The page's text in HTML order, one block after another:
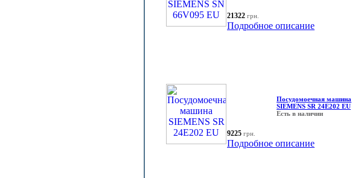
21322 грн.
Подробное описание
Посудомоечная машина
SIEMENS SR 24E202 EU
Есть в наличии
9225 грн.
Подробное описание